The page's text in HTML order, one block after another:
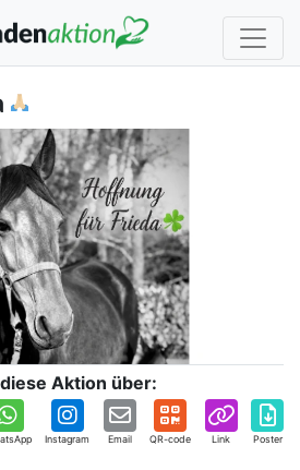
Aktion über:
Instagram Email QR-code Link Poster